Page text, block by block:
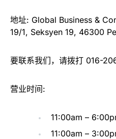
地址: Global Business &
19/1, Seksyen 19, 46300
要联系我们，请拨打 016-
营业时间:
11:00am –
11:00am –